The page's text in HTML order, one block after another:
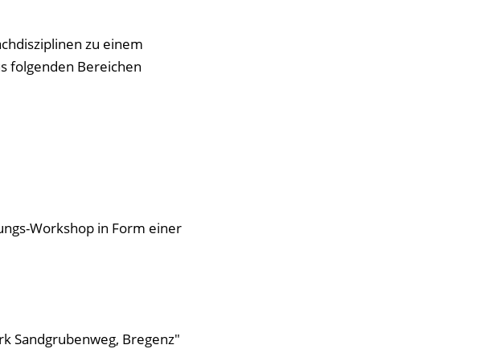
zu einem
folgenden Bereichen
Workshop in Form einer
Sandgrubenweg, Bregenz"